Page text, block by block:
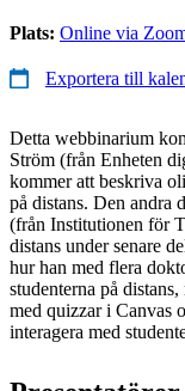
Plats: Online via
Exportera till
Detta webbinarium
Ström (från Enheten
kommer att beskriva
på distans. Den andra
(från Institutionen för
distans under senare
hur han med flera
studenterna på
med quizzar i Canvas
interagera med